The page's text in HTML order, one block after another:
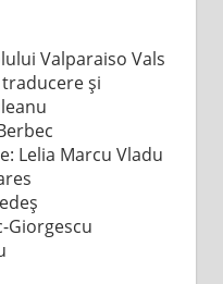
Valparaiso Vals
și
Lelia Marcu Vladu
Giorgescu